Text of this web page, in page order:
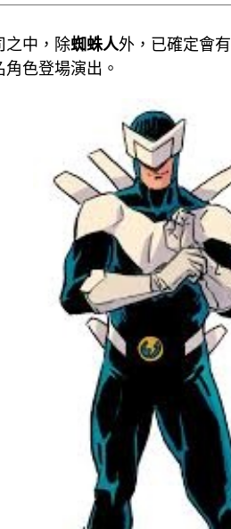
之中，除蜘蛛人外，已確定會有
角色登場演出。